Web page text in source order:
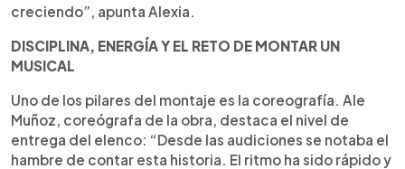
creciendo”, apunta Alexia.
DISCIPLINA, ENERGÍA Y EL RETO DE MONTAR UN
MUSICAL
Uno de los pilares del montaje es la coreografía. Ale
Muñoz, coreógrafa de la obra, destaca el nivel de
entrega del elenco: “Desde las audiciones se notaba el
hambre de contar esta historia. El ritmo ha sido rápido y